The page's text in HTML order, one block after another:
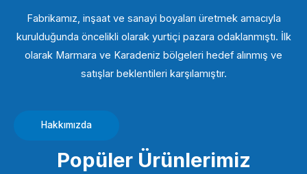
Fabrikamız, inşaat ve sanayi boyaları üretmek amacıyla
kurulduğunda öncelikli olarak yurtiçi pazara odaklanmıştı. İlk
olarak Marmara ve Karadeniz bölgeleri hedef alınmış ve
satışlar beklentileri karşılamıştır.
Hakkımızda
Popüler Ürünlerimiz